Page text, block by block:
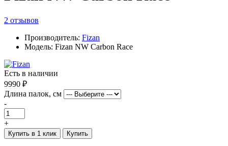
2 отзывов
Производитель: Fizan
Модель: Fizan NW Carbon Race
Есть в наличии
9990 ₽
Длина палок, см
-
+
Купить в 1 клик Купить